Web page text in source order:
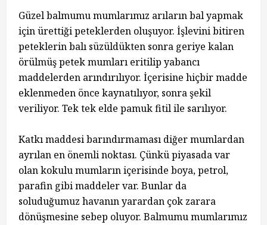
Güzel balmumu mumlarımız arıların bal yapmak
için ürettiği peteklerden oluşuyor. İşlevini bitiren
peteklerin balı süzüldükten sonra geriye kalan
örülmüş petek mumları eritilip yabancı
maddelerden arındırılıyor. İçerisine hiçbir madde
eklenmeden önce kaynatılıyor, sonra şekil
veriliyor. Tek tek elde pamuk fitil ile sarılıyor.
Katkı maddesi barındırmaması diğer mumlardan
ayrılan en önemli noktası. Çünkü piyasada var
olan kokulu mumların içerisinde boya, petrol,
parafin gibi maddeler var. Bunlar da
soluduğumuz havanın yarardan çok zarara
dönüşmesine sebep oluyor. Balmumu mumlarımız